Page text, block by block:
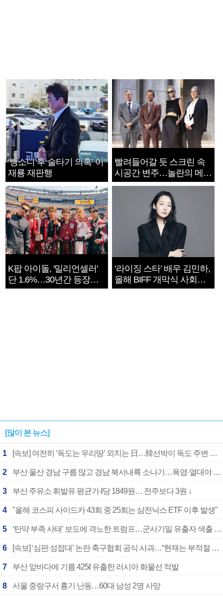
‘뺑소니 후 술타기 의혹’ 이
재룡 재판행
빨려들어갈 듯 스크린 속
시공간 변주…놀란의 메시
지는 ‘전쟁 속죄’
K팝 아이돌, '밀리언셀러'
단 1.6%…30년간 등장
1182개팀 전수조사
‘라이징 스타’ 배우 김민하,
올해 BIFF 개막식 사회자
확정
[많이 본 뉴스]
1 [속보] 여전히 ‘독도는 우리땅’ 외치는 日…韓선박이 독도 주변 해양조사 활동하자 반발
2 부산 울산 경남 구름 많고 경남 북서내륙 소나기…폭염·열대야 계속
3 부산 주유소 휘발유 평균가 ℓ당 1849원… 전주보다 3원 ↓
4 "올해 코스피 사이드카 43회 중 25회는 삼전닉스 ETF 이후 발생"
5 ‘탄약 부족 사태’ 보도에 격노한 트럼프…군사기밀 유출자 색출 지시
6 [속보] ‘심판 성접대’ 논란 축구협회 공식 사과…“현재는 부적절 행위 없어”
7 부산 앞바다에 기름 425ℓ 유출한 러시아 화물선 적발
8 서울 중랑구서 흉기 난동…60대 남성 2명 사망